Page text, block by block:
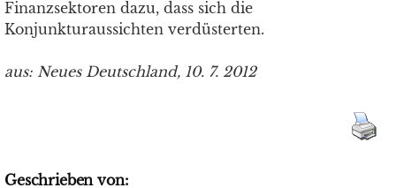
Finanzsektoren dazu, dass sich die
Konjunkturaussichten verdüsterten.
aus: Neues Deutschland, 10. 7. 2012
Geschrieben von: